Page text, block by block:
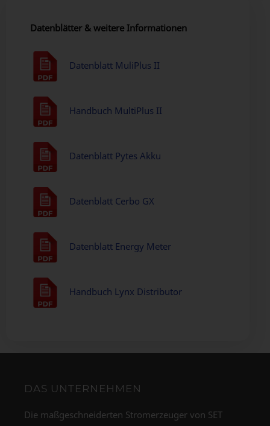
Datenblätter & weitere Informationen
Datenblatt MuliPlus II
Handbuch MultiPlus II
Datenblatt Pytes Akku
Datenblatt Cerbo GX
Datenblatt Energy Meter
Handbuch Lynx Distributor
DAS UNTERNEHMEN
Die maßgeschneiderten Stromerzeuger von SET